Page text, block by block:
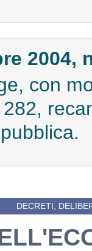
2004,
con
DECRETI,